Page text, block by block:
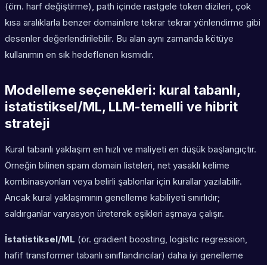
(örn. harf değiştirme), path içinde rastgele token dizileri, çok
kısa aralıklarla benzer domainlere tekrar tekrar yönlendirme gibi
desenler değerlendirilebilir. Bu alan aynı zamanda kötüye
kullanımın en sık hedeflenen kısmıdır.
Modelleme seçenekleri: kural tabanlı,
istatistiksel/ML, LLM-temelli ve hibrit
strateji
Kural tabanlı yaklaşım en hızlı ve maliyeti en düşük başlangıçtır.
Örneğin bilinen spam domain listeleri, net yasaklı kelime
kombinasyonları veya belirli şablonlar için kurallar yazılabilir.
Ancak kural yaklaşımının genelleme kabiliyeti sınırlıdır;
saldırganlar varyasyon üreterek eşikleri aşmaya çalışır.
İstatistiksel/ML (ör. gradient boosting, logistic regression,
hafif transformer tabanlı sınıflandırıcılar) daha iyi genelleme